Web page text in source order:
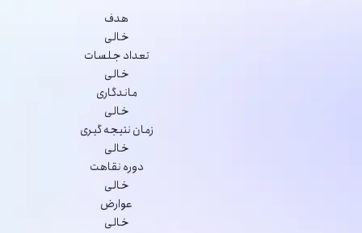
هدف
خالی
تعداد جلسات
خالی
ماندگاری
خالی
زمان نتیجه گیری
خالی
دوره نقاهت
خالی
عوارض
خالی